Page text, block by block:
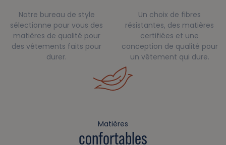
Notre bureau de style
sélectionne pour vous des
matières de qualité pour
des vêtements faits pour
durer.
Un choix de fibres
résistantes, des matières
certifiées et une
conception de qualité pour
un vêtement qui dure.
Matières
confortables